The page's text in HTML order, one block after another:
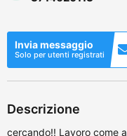
Invia messaggio
Solo per utenti registrati
Descrizione
cercando!! Lavoro come